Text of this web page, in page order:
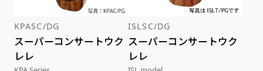
KPASC/DG
スーパーコンサートウク
レレ
ISLSC/DG
スーパーコンサートウク
レレ